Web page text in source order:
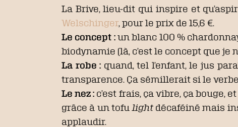
La Brive, lieu-dit qui inspire et
Welschinger, pour le prix de 15,6 €.
Le concept :un blanc 100 %
biodynamie (là, c’est le concept que je
La robe : quand, tel l’enfant, le jus
transparence. Ça sémillerait si le
Le nez : c’est frais, ça vibre, ça bouge,
grâce à un tofu lightdécaféiné mais
applaudir.